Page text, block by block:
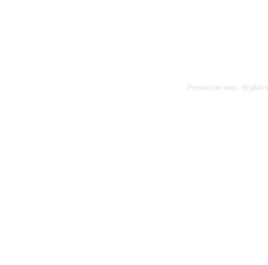
Persian site map - English